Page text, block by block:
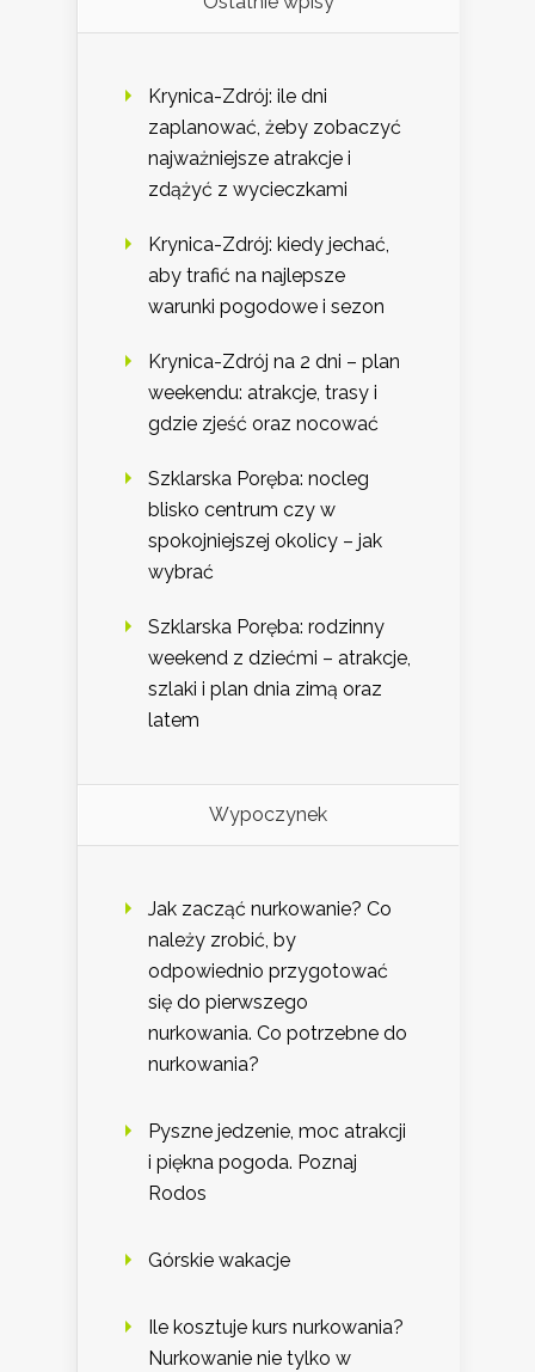
Krynica-Zdrój: ile dni
zaplanować, żeby zobaczyć
najważniejsze atrakcje i
zdążyć z wycieczkami
Krynica-Zdrój: kiedy jechać,
aby trafić na najlepsze
warunki pogodowe i sezon
Krynica-Zdrój na 2 dni – plan
weekendu: atrakcje, trasy i
gdzie zjeść oraz nocować
Szklarska Poręba: nocleg
blisko centrum czy w
spokojniejszej okolicy – jak
wybrać
Szklarska Poręba: rodzinny
weekend z dziećmi – atrakcje,
szlaki i plan dnia zimą oraz
latem
Wypoczynek
Jak zacząć nurkowanie? Co
należy zrobić, by
odpowiednio przygotować
się do pierwszego
nurkowania. Co potrzebne do
nurkowania?
Pyszne jedzenie, moc atrakcji
i piękna pogoda. Poznaj
Rodos
Górskie wakacje
Ile kosztuje kurs nurkowania?
Nurkowanie nie tylko w